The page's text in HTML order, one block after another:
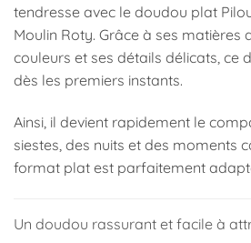
tendresse avec le doudou plat
Moulin Roty. Grâce à ses matières
couleurs et ses détails délicats, ce
dès les premiers instants.
Ainsi, il devient rapidement le
siestes, des nuits et des moments
format plat est parfaitement
Un doudou rassurant et facile à